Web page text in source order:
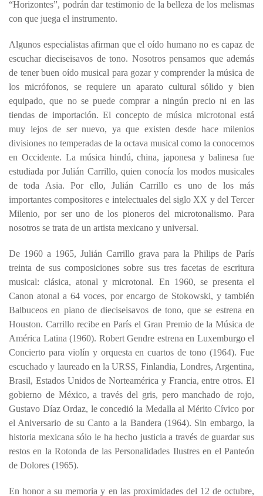
“Horizontes”, podrán dar testimonio de la belleza de los melismas
con que juega el instrumento.
Algunos especialistas afirman que el oído humano no es capaz de
escuchar dieciseisavos de tono. Nosotros pensamos que además
de tener buen oído musical para gozar y comprender la música de
los micrófonos, se requiere un aparato cultural sólido y bien
equipado, que no se puede comprar a ningún precio ni en las
tiendas de importación. El concepto de música microtonal está
muy lejos de ser nuevo, ya que existen desde hace milenios
divisiones no temperadas de la octava musical como la conocemos
en Occidente. La música hindú, china, japonesa y balinesa fue
estudiada por Julián Carrillo, quien conocía los modos musicales
de toda Asia. Por ello, Julián Carrillo es uno de los más
importantes compositores e intelectuales del siglo XX y del Tercer
Milenio, por ser uno de los pioneros del microtonalismo. Para
nosotros se trata de un artista mexicano y universal.
De 1960 a 1965, Julián Carrillo grava para la Philips de París
treinta de sus composiciones sobre sus tres facetas de escritura
musical: clásica, atonal y microtonal. En 1960, se presenta el
Canon atonal a 64 voces, por encargo de Stokowski, y también
Balbuceos en piano de dieciseisavos de tono, que se estrena en
Houston. Carrillo recibe en París el Gran Premio de la Música de
América Latina (1960). Robert Gendre estrena en Luxemburgo el
Concierto para violín y orquesta en cuartos de tono (1964). Fue
escuchado y laureado en la URSS, Finlandia, Londres, Argentina,
Brasil, Estados Unidos de Norteamérica y Francia, entre otros. El
gobierno de México, a través del gris, pero manchado de rojo,
Gustavo Díaz Ordaz, le concedió la Medalla al Mérito Cívico por
el Aniversario de su Canto a la Bandera (1964). Sin embargo, la
historia mexicana sólo le ha hecho justicia a través de guardar sus
restos en la Rotonda de las Personalidades Ilustres en el Panteón
de Dolores (1965).
En honor a su memoria y en las proximidades del 12 de octubre,